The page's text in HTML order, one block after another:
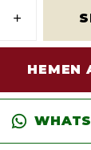
HEMEN